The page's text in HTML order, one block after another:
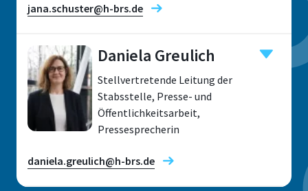
jana.schuster@h-brs.de
Standort
Rheinbach
G 114
Adresse
Daniela Greulich
Stellvertretende Leitung der
Stabsstelle, Presse- und
Öffentlichkeitsarbeit,
Pressesprecherin
daniela.greulich@h-brs.de